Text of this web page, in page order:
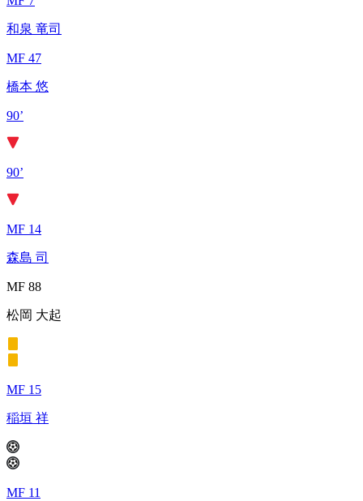
和泉 竜司
MF 47
橋本 悠
90’
90’
MF 14
森島 司
MF 88
松岡 大起
MF 15
稲垣 祥
MF 11